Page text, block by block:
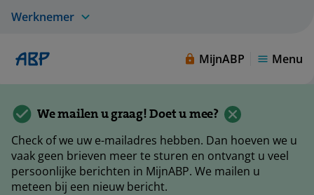
Werknemer
MijnABP Menu
We mailen u graag! Doet u mee?
Check of we uw e-mailadres hebben. Dan hoeven we u
vaak geen brieven meer te sturen en ontvangt u veel
persoonlijke berichten in MijnABP. We mailen u
meteen bij een nieuw bericht.